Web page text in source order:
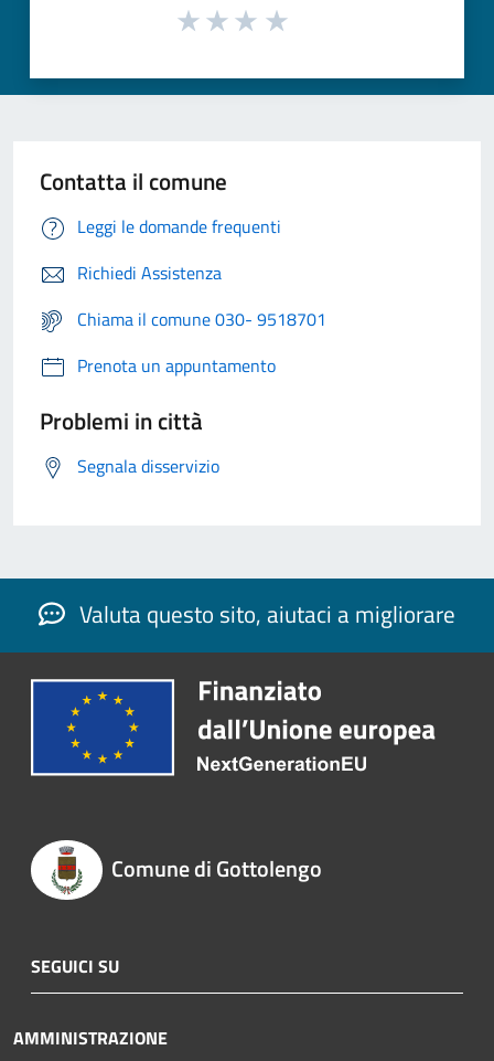
Contatta il comune
Leggi le domande frequenti
Richiedi Assistenza
Chiama il comune 030- 9518701
Prenota un appuntamento
Problemi in città
Segnala disservizio
Valuta questo sito, aiutaci a migliorare
Comune di Gottolengo
SEGUICI SU
AMMINISTRAZIONE